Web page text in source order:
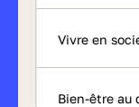
Vivre en
Bien-être au